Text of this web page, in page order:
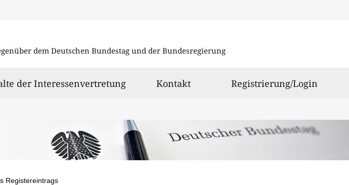
dem Deutschen Bundestag und der Bundesregierung
der Interessenvertretung Kontakt Registrierung/Login
Registereintrags